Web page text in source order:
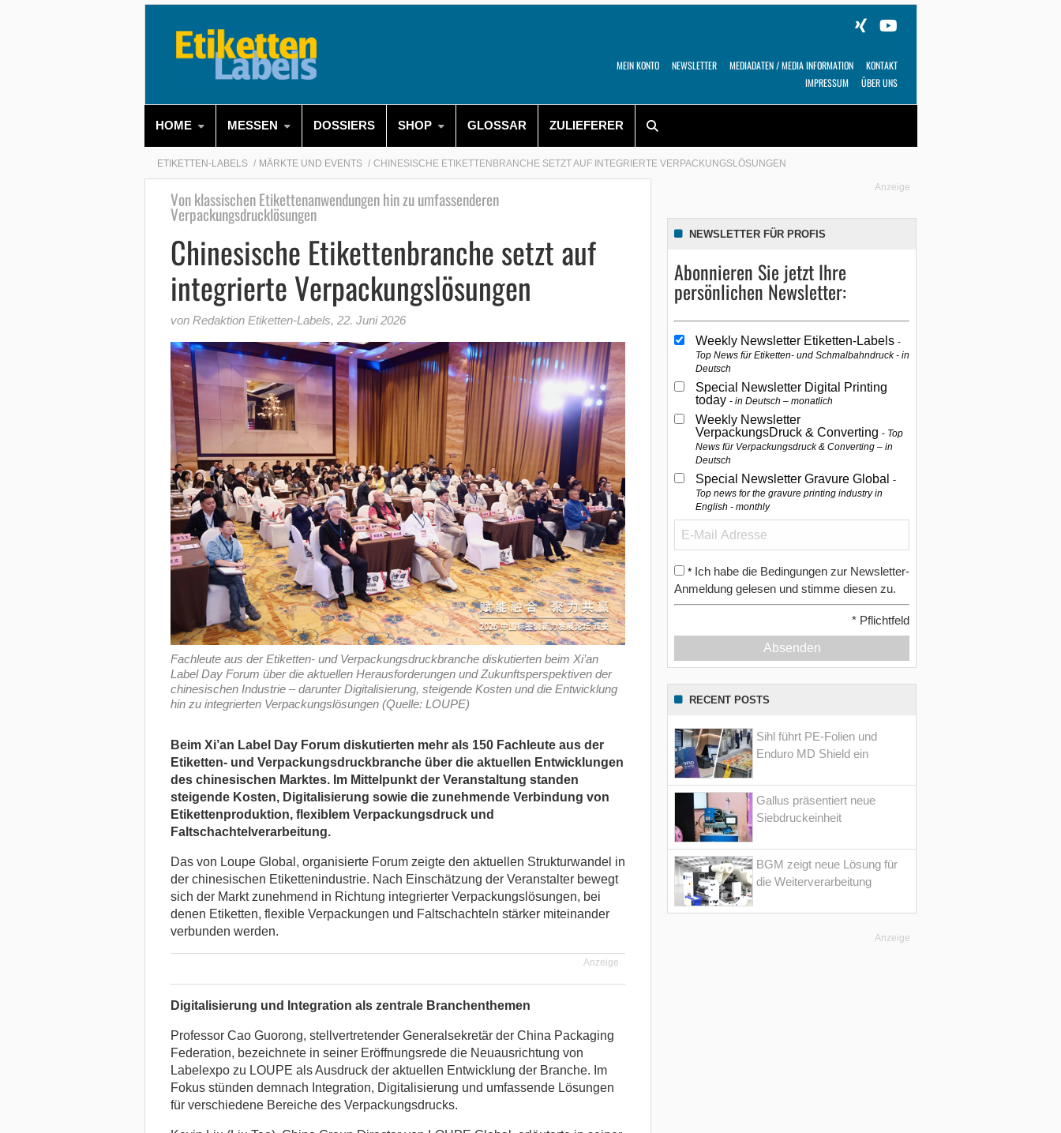
MEIN KONTO NEWSLETTER MEDIADATEN / MEDIA INFORMATION
KONTAKT
IMPRESSUM
ÜBER UNS
HOME MESSEN DOSSIERS SHOP GLOSSAR ZULIEFERER
ETIKETTEN-LABELS MÄRKTE UND EVENTS CHINESISCHE ETIKETTENBRANCHE SETZT AUF INTEGRIERTE VERPACKUNGSLÖSUNGEN
Von klassischen Etikettenanwendungen hin zu umfassenderen
Verpackungsdrucklösungen
Chinesische Etikettenbranche setzt auf
integrierte Verpackungslösungen
von Redaktion Etiketten-Labels, 22. Juni 2026
Fachleute aus der Etiketten- und Verpackungsdruckbranche diskutierten beim Xi’an
Label Day Forum über die aktuellen Herausforderungen und Zukunftsperspektiven der
chinesischen Industrie – darunter Digitalisierung, steigende Kosten und die Entwicklung
hin zu integrierten Verpackungslösungen (Quelle: LOUPE)
Beim Xi’an Label Day Forum diskutierten mehr als 150 Fachleute aus der
Etiketten- und Verpackungsdruckbranche über die aktuellen Entwicklungen
des chinesischen Marktes. Im Mittelpunkt der Veranstaltung standen
steigende Kosten, Digitalisierung sowie die zunehmende Verbindung von
Etikettenproduktion, flexiblem Verpackungsdruck und
Faltschachtelverarbeitung.
Das von Loupe Global, organisierte Forum zeigte den aktuellen Strukturwandel in
der chinesischen Etikettenindustrie. Nach Einschätzung der Veranstalter bewegt
sich der Markt zunehmend in Richtung integrierter Verpackungslösungen, bei
denen Etiketten, flexible Verpackungen und Faltschachteln stärker miteinander
verbunden werden.
Anzeige
Digitalisierung und Integration als zentrale Branchenthemen
Professor Cao Guorong, stellvertretender Generalsekretär der China Packaging
Federation, bezeichnete in seiner Eröffnungsrede die Neuausrichtung von
Labelexpo zu LOUPE als Ausdruck der aktuellen Entwicklung der Branche. Im
Fokus stünden demnach Integration, Digitalisierung und umfassende Lösungen
für verschiedene Bereiche des Verpackungsdrucks.
Anzeige
NEWSLETTER FÜR PROFIS
Abonnieren Sie jetzt Ihre
persönlichen Newsletter:
Weekly Newsletter Etiketten-Labels
Top News für Etiketten- und Schmalbahndruck - in
Deutsch
Special Newsletter Digital Printing
today in Deutsch – monatlich
Weekly Newsletter
VerpackungsDruck & Converting Top
News für Verpackungsdruck & Converting – in
Deutsch
Special Newsletter Gravure Global
Top news for the gravure printing industry in
English - monthly
* Ich habe die Bedingungen zur Newsletter-
Anmeldung gelesen und stimme diesen zu.
* Pflichtfeld
Absenden
RECENT POSTS
Sihl führt PE-Folien und
Enduro MD Shield ein
Gallus präsentiert neue
Siebdruckeinheit
BGM zeigt neue Lösung für
die Weiterverarbeitung
Anzeige